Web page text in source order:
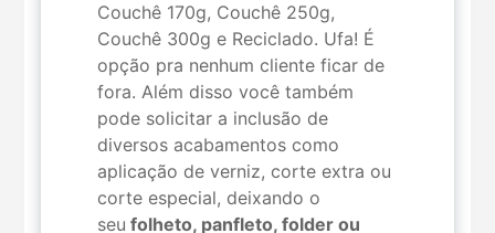
Couchê 170g, Couchê 250g,
Couchê 300g e Reciclado. Ufa! É
opção pra nenhum cliente ficar de
fora. Além disso você também
pode solicitar a inclusão de
diversos acabamentos como
aplicação de verniz, corte extra ou
corte especial, deixando o
seu folheto, panfleto, folder ou